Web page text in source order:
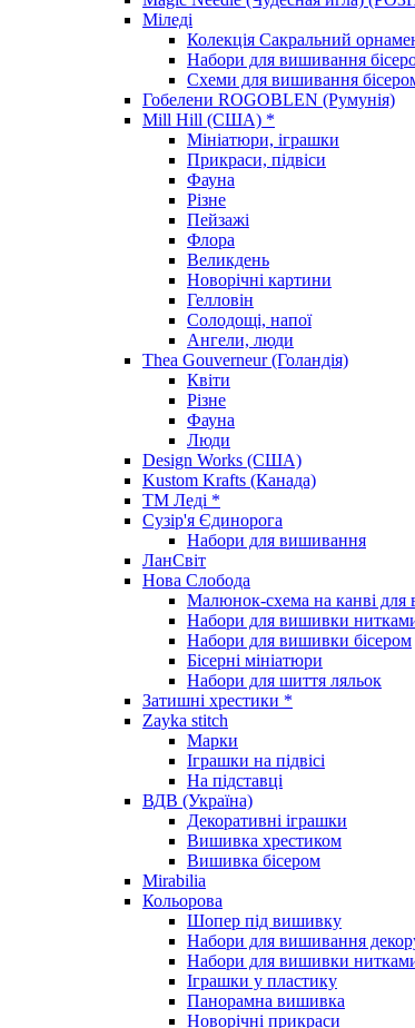
Міледі
Колекція Сакральний
Набори для вишивання
Схеми для вишивання
Гобелени ROGOBLEN (Румунія)
Mill Hill (США) *
Мініатюри, іграшки
Прикраси, підвіси
Фауна
Різне
Пейзажі
Флора
Великдень
Новорічні картини
Гелловін
Солодощі, напої
Ангели, люди
Thea Gouverneur (Голандія)
Квіти
Різне
Фауна
Люди
Design Works (США)
Kustom Krafts (Канада)
ТМ Леді *
Сузір'я Єдинорога
Набори для вишивання
ЛанСвіт
Нова Слобода
Малюнок-схема на канві для
Набори для вишивки
Набори для вишивки бісером
Бісерні мініатюри
Набори для шиття ляльок
Затишні хрестики *
Zayka stitch
Марки
Іграшки на підвісі
На підставці
ВДВ (Україна)
Декоративні іграшки
Вишивка хрестиком
Вишивка бісером
Mirabilia
Кольорова
Шопер під вишивку
Набори для вишивання
Набори для вишивки
Іграшки у пластику
Панорамна вишивка
Новорічні прикраси